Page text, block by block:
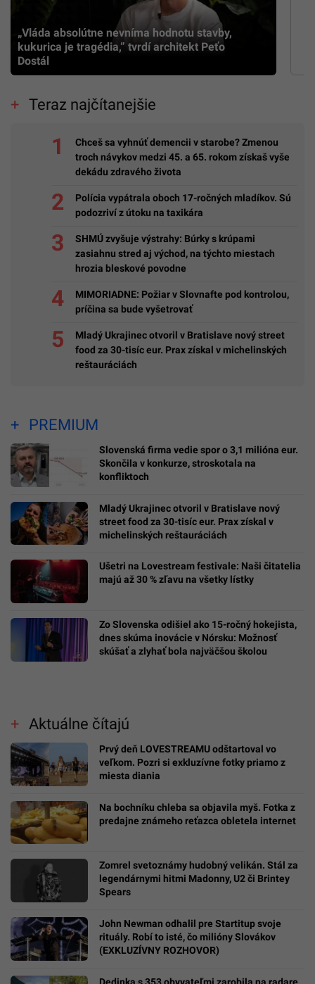
„Vláda absolútne nevníma hodnotu stavby,
kukurica je tragédia,” tvrdí architekt Peťo
Dostál
Teraz najčítanejšie
Chceš sa vyhnúť demencii v starobe? Zmenou
troch návykov medzi 45. a 65. rokom získaš vyše
dekádu zdravého života
Polícia vypátrala oboch 17-ročných mladíkov. Sú
podozriví z útoku na taxikára
SHMÚ zvyšuje výstrahy: Búrky s krúpami
zasiahnu stred aj východ, na týchto miestach
hrozia bleskové povodne
MIMORIADNE: Požiar v Slovnafte pod kontrolou,
príčina sa bude vyšetrovať
Mladý Ukrajinec otvoril v Bratislave nový street
food za 30-tisíc eur. Prax získal v michelinských
reštauráciách
PREMIUM
Slovenská firma vedie spor o 3,1 milióna eur.
Skončila v konkurze, stroskotala na
konfliktoch
Mladý Ukrajinec otvoril v Bratislave nový
street food za 30-tisíc eur. Prax získal v
michelinských reštauráciách
Ušetri na Lovestream festivale: Naši čitatelia
majú až 30 % zľavu na všetky lístky
Zo Slovenska odišiel ako 15-ročný hokejista,
dnes skúma inovácie v Nórsku: Možnosť
skúšať a zlyhať bola najväčšou školou
Aktuálne čítajú
Prvý deň LOVESTREAMU odštartoval vo
veľkom. Pozri si exkluzívne fotky priamo z
miesta diania
Na bochníku chleba sa objavila myš. Fotka z
predajne známeho reťazca obletela internet
Zomrel svetoznámy hudobný velikán. Stál za
legendárnymi hitmi Madonny, U2 či Brintey
Spears
John Newman odhalil pre Startitup svoje
rituály. Robí to isté, čo milióny Slovákov
(EXKLUZÍVNY ROZHOVOR)